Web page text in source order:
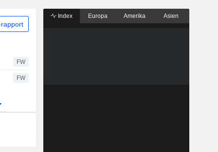
FW
FW
Index Europa Amerika Asien